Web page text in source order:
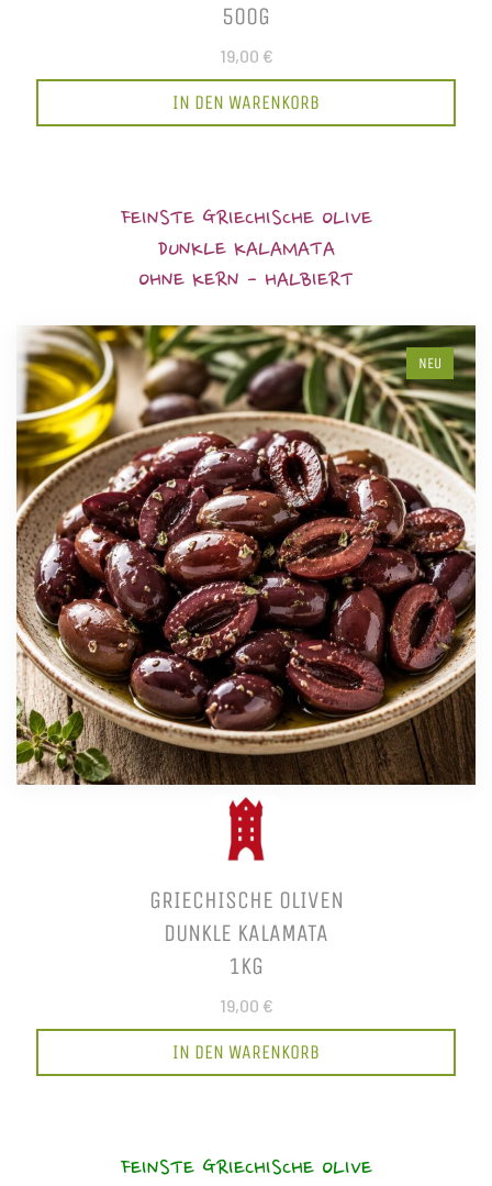
500G
19,00 €
IN DEN WARENKORB
FEINSTE GRIECHISCHE OLIVE
DUNKLE KALAMATA
OHNE KERN - HALBIERT
NEU
GRIECHISCHE OLIVEN
DUNKLE KALAMATA
1KG
19,00 €
IN DEN WARENKORB
FEINSTE GRIECHISCHE OLIVE